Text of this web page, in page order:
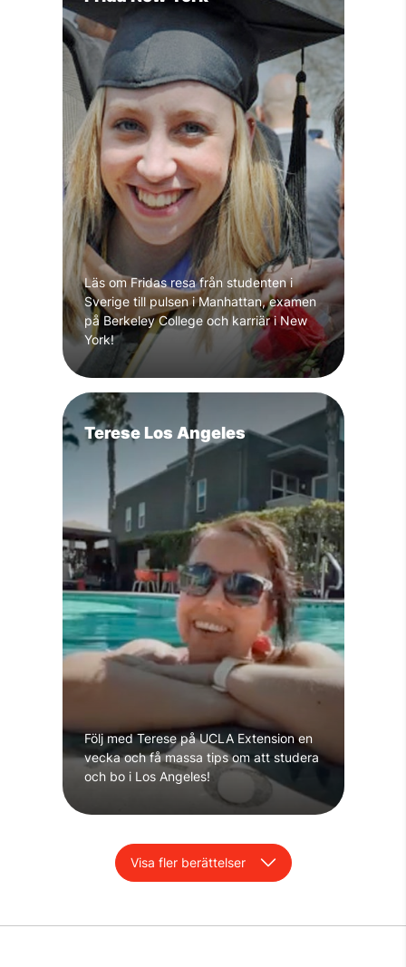
Läs om Fridas resa från studenten i
Sverige till pulsen i Manhattan, examen
på Berkeley College och karriär i New
York!
Terese Los Angeles
Följ med Terese på UCLA Extension en
vecka och få massa tips om att studera
och bo i Los Angeles!
Visa fler berättelser